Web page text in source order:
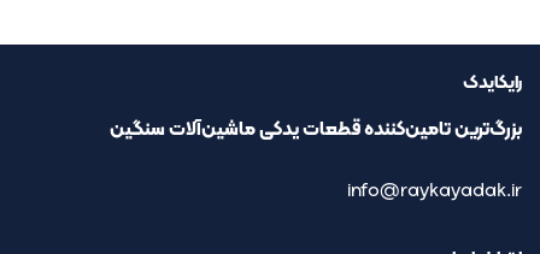
رایکایدک
بزرگ‌ترین تامین‌کننده قطعات یدکی ماشین‌آلات سنگین
info@raykayadak.ir